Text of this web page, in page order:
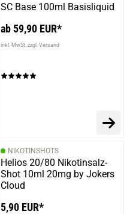
SC Base 100ml Basisliquid
ab 59,90 EUR*
inkl. MwSt. zzgl. Versand
NIKOTINSHOTS
Helios 20/80 Nikotinsalz-
Shot 10ml 20mg by Jokers
Cloud
5,90 EUR*